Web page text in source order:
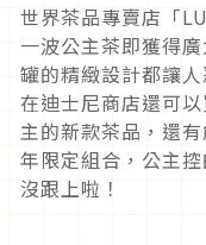
世界茶品專賣店「
一波公主茶即獲得
罐的精緻設計都讓
在迪士尼商店還可
主的新款茶品，還
年限定組合，公主
沒跟上啦！